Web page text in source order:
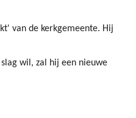
van de kerkgemeente. Hij
wil, zal hij een nieuwe